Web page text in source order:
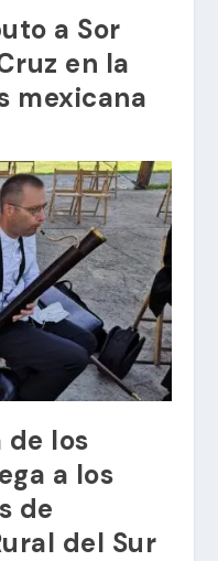
a Sor
en la
mexicana
de los
a los
de
del Sur